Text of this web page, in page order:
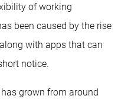
of working
been caused by the rise
with apps that can
notice.
grown from around